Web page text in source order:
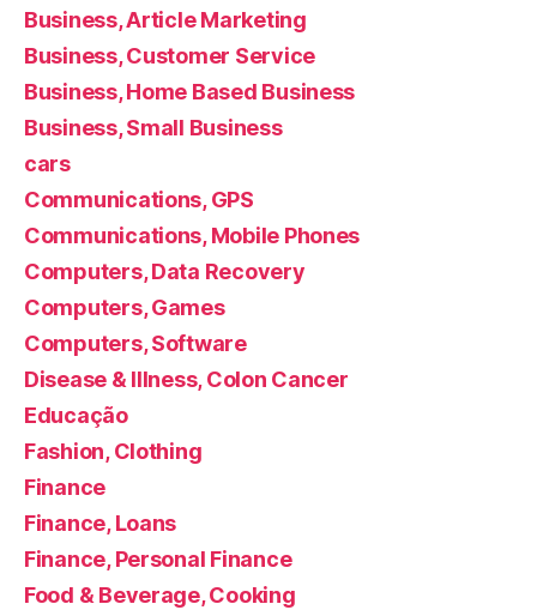
Business, Article Marketing
Business, Customer Service
Business, Home Based Business
Business, Small Business
cars
Communications, GPS
Communications, Mobile Phones
Computers, Data Recovery
Computers, Games
Computers, Software
Disease & Illness, Colon Cancer
Educação
Fashion, Clothing
Finance
Finance, Loans
Finance, Personal Finance
Food & Beverage, Cooking